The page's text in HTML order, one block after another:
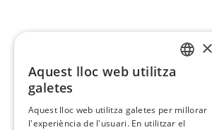
×
Aquest lloc web utilitza
galetes
Aquest lloc web utilitza galetes per millorar
l'experiència de l'usuari. En utilitzar el